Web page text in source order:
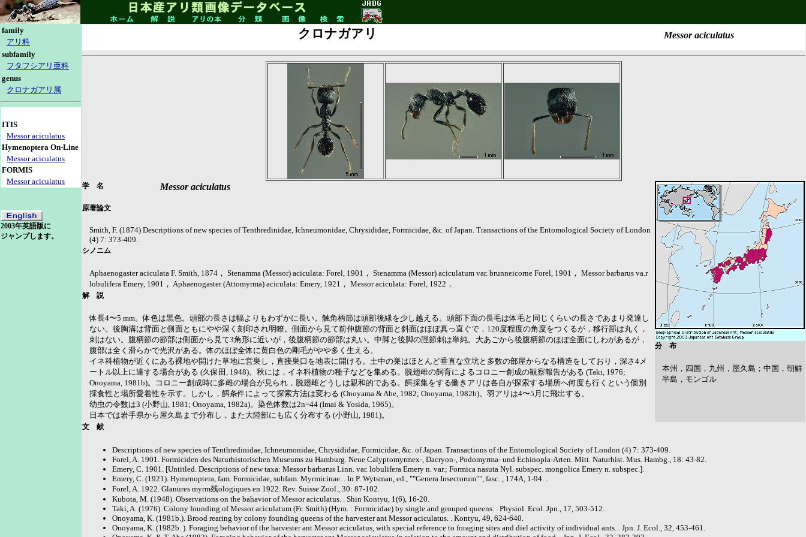
family
アリ科
subfamily
フタフシアリ亜科
genus
クロナガアリ属
ITIS
Messor aciculatus
Hymenoptera On-Line
Messor aciculatus
FORMIS
Messor aciculatus
2003年英語版に
ジャンプします。
クロナガアリ Messor aciculatus
学 名 Messor aciculatus
原著論文
Smith, F. (1874) Descriptions of new species of Tenthredinidae, Ichneumonidae, Chrysididae, Formicidae, &c. of Japan. Transactions of the Entomological Society of London
(4) 7: 373-409.
シノニム
Aphaenogaster aciculata F. Smith, 1874， Stenamma (Messor) aciculata: Forel, 1901， Stenamma (Messor) aciculatum var. brunneicorne Forel, 1901， Messor barbarus va.r
lobulifera Emery, 1901， Aphaenogaster (Attomyrma) aciculata: Emery, 1921， Messor aciculata: Forel, 1922，
解 説
体長4〜5 mm。体色は黒色。頭部の長さは幅よりもわずかに長い。触角柄節は頭部後縁を少し越える。頭部下面の長毛は体毛と同じくらいの長さであまり発達し
ない。後胸溝は背面と側面ともにやや深く刻印され明瞭。側面から見て前伸腹節の背面と斜面はほぼ真っ直ぐで，120度程度の角度をつくるが，移行部は丸く，
刺はない。腹柄節の節部は側面から見て3角形に近いが，後腹柄節の節部は丸い。中脚と後脚の脛節刺は単純。大あごから後腹柄節のほぼ全面にしわがあるが，
腹部は全く滑らかで光沢がある。体のほぼ全体に黄白色の剛毛がやや多く生える。
イネ科植物が近くにある裸地や開けた草地に営巣し，直接巣口を地表に開ける。土中の巣はほとんど垂直な立坑と多数の部屋からなる構造をしており，深さ4メ
ートル以上に達する場合がある (久保田, 1948)。秋には，イネ科植物の種子などを集める。脱翅雌の飼育によるコロニー創成の観察報告がある (Taki, 1976;
Onoyama, 1981b)。コロニー創成時に多雌の場合が見られ，脱翅雌どうしは親和的である。餌採集をする働きアリは各自が探索する場所へ何度も行くという個別
採食性と場所愛着性を示す。しかし，餌条件によって探索方法は変わる (Onoyama & Abe, 1982; Onoyama, 1982b)。羽アリは4〜5月に飛出する。
幼虫の令数は3 (小野山, 1981; Onoyama, 1982a)。染色体数は2n=44 (Imai & Yosida, 1965)。
日本では岩手県から屋久島まで分布し，また大陸部にも広く分布する (小野山, 1981)。
分 布
本州，四国，九州，屋久島；中国，朝鮮
半島，モンゴル
文 献
Descriptions of new species of Tenthredinidae, Ichneumonidae, Chrysididae, Formicidae, &c. of Japan. Transactions of the Entomological Society of London (4) 7: 373-409.
Forel, A. 1901. Formiciden des Naturhistorischen Museums zu Hamburg. Neue Calyptomyrmex-, Dacryon-, Podomyrma- und Echinopla-Arten. Mitt. Naturhist. Mus. Hambg., 18: 43-82.
Emery, C. 1901. [Untitled. Descriptions of new taxa: Messor barbarus Linn. var. lobulifera Emery n. var.; Formica nasuta Nyl. subspec. mongolica Emery n. subspec.].
Emery, C. (1921). Hymenoptera, fam. Formicidae, subfam. Myrmicinae. . In P. Wytsman, ed., ""Genera Insectorum"", fasc. , 174A, 1-94. .
Forel, A. 1922. Glanures myrm残ologiques en 1922. Rev. Suisse Zool., 30: 87-102.
Kubota, M. (1948). Observations on the bahavior of Messor aciculatus. . Shin Kontyu, 1(6), 16-20.
Taki, A. (1976). Colony founding of Messor aciculatum (Fr. Smith) (Hym. : Formicidae) by single and grouped queens. . Physiol. Ecol. Jpn., 17, 503-512.
Onoyama, K. (1981b.). Brood rearing by colony founding queens of the harvester ant Messor aciculatus. . Kontyu, 49, 624-640.
Onoyama, K. (1982b. ). Foraging behavior of the harvester ant Messor aciculatus, with special reference to foraging sites and diel activity of individual ants. . Jpn. J. Ecol., 32, 453-461.